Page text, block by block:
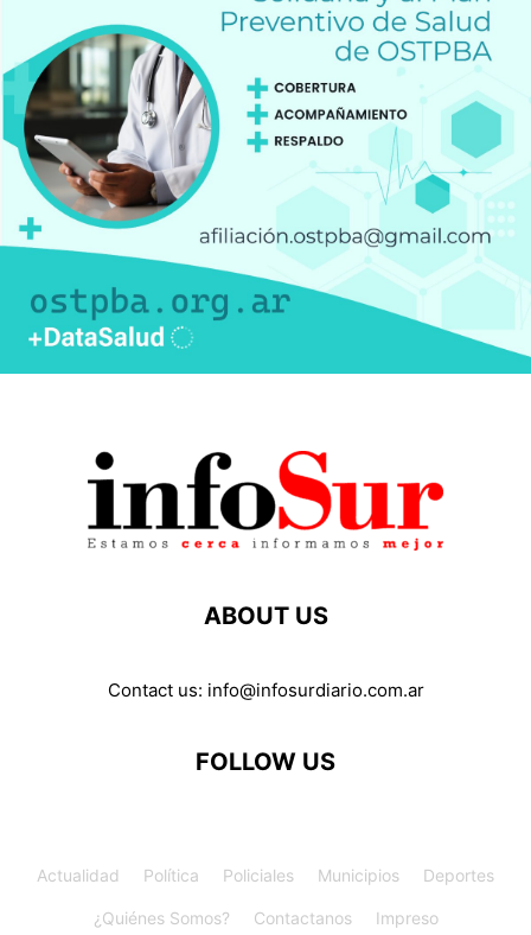
ABOUT US
Contact us: info@infosurdiario.com.ar
FOLLOW US
Actualidad Política Policiales Municipios Deportes
¿Quiénes Somos? Contactanos Impreso